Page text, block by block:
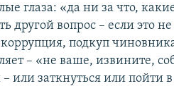
глаза: «да ни за что,
другой вопрос – если это
коррупция, подкуп
– «не ваше, извините,
– или заткнуться или пойти